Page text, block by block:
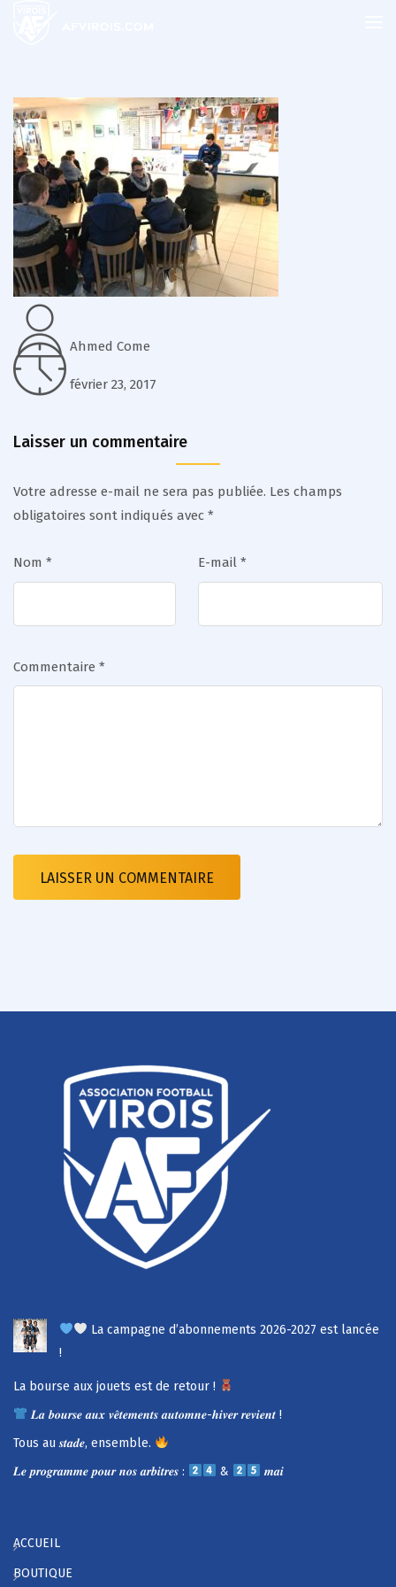
Ahmed Come
février 23, 2017
Laisser un commentaire
Votre adresse e-mail ne sera pas publiée. Les champs
obligatoires sont indiqués avec *
Nom * E-mail *
Commentaire *
La campagne d’abonnements 2026-2027 est lancée
!
La bourse aux jouets est de retour !
𝑳𝒂 𝒃𝒐𝒖𝒓𝒔𝒆 𝒂𝒖𝒙 𝒗𝒆̂𝒕𝒆𝒎𝒆𝒏𝒕𝒔 𝒂𝒖𝒕𝒐𝒎𝒏𝒆-𝒉𝒊𝒗𝒆𝒓 𝒓𝒆𝒗𝒊𝒆𝒏𝒕 !
Tous au 𝒔𝒕𝒂𝒅𝒆, ensemble.
𝑳𝒆 𝒑𝒓𝒐𝒈𝒓𝒂𝒎𝒎𝒆 𝒑𝒐𝒖𝒓 𝒏𝒐𝒔 𝒂𝒓𝒃𝒊𝒕𝒓𝒆𝒔 :
& 𝒎𝒂𝒊
ACCUEIL
BOUTIQUE